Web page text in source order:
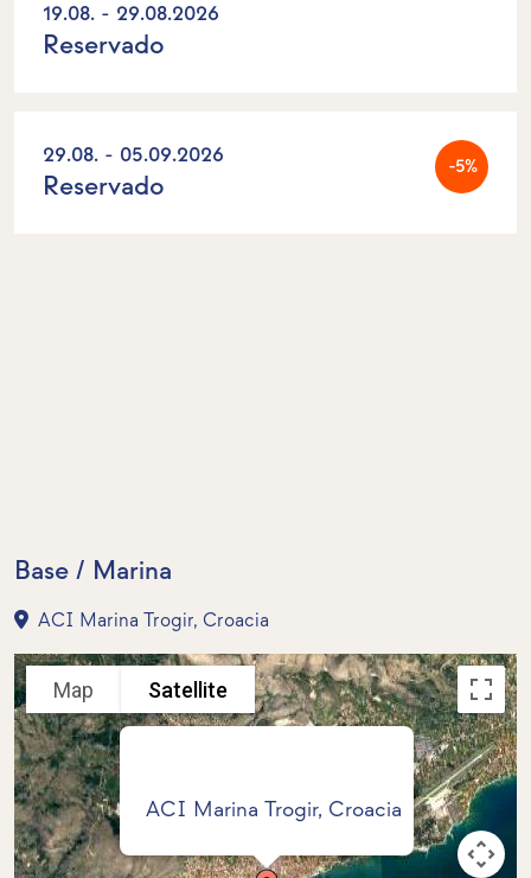
19.08. - 29.08.2026
Reservado
29.08. - 05.09.2026 -5%
Reservado
Base / Marina
ACI Marina Trogir, Croacia
ACI Marina Trogir, Croacia
Map Satellite